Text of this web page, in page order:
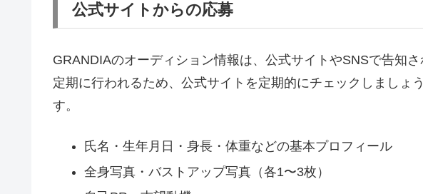
公式サイトからの応募
GRANDIAのオーディション情報は、公式サイトやSNSで告知
定期に行われるため、公式サイトを定期的にチェックしましょ
す。
氏名・生年月日・身長・体重などの基本プロフィール
全身写真・バストアップ写真（各1〜3枚）